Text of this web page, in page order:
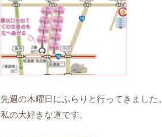
先週の木曜日にふらりと行ってきました。
私の大好きな道です。